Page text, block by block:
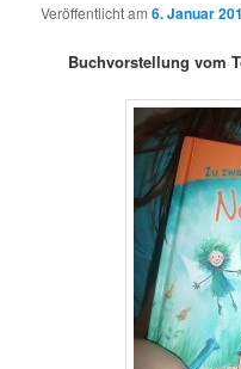
Veröffentlicht am6. Januar
Buchvorstellung vom